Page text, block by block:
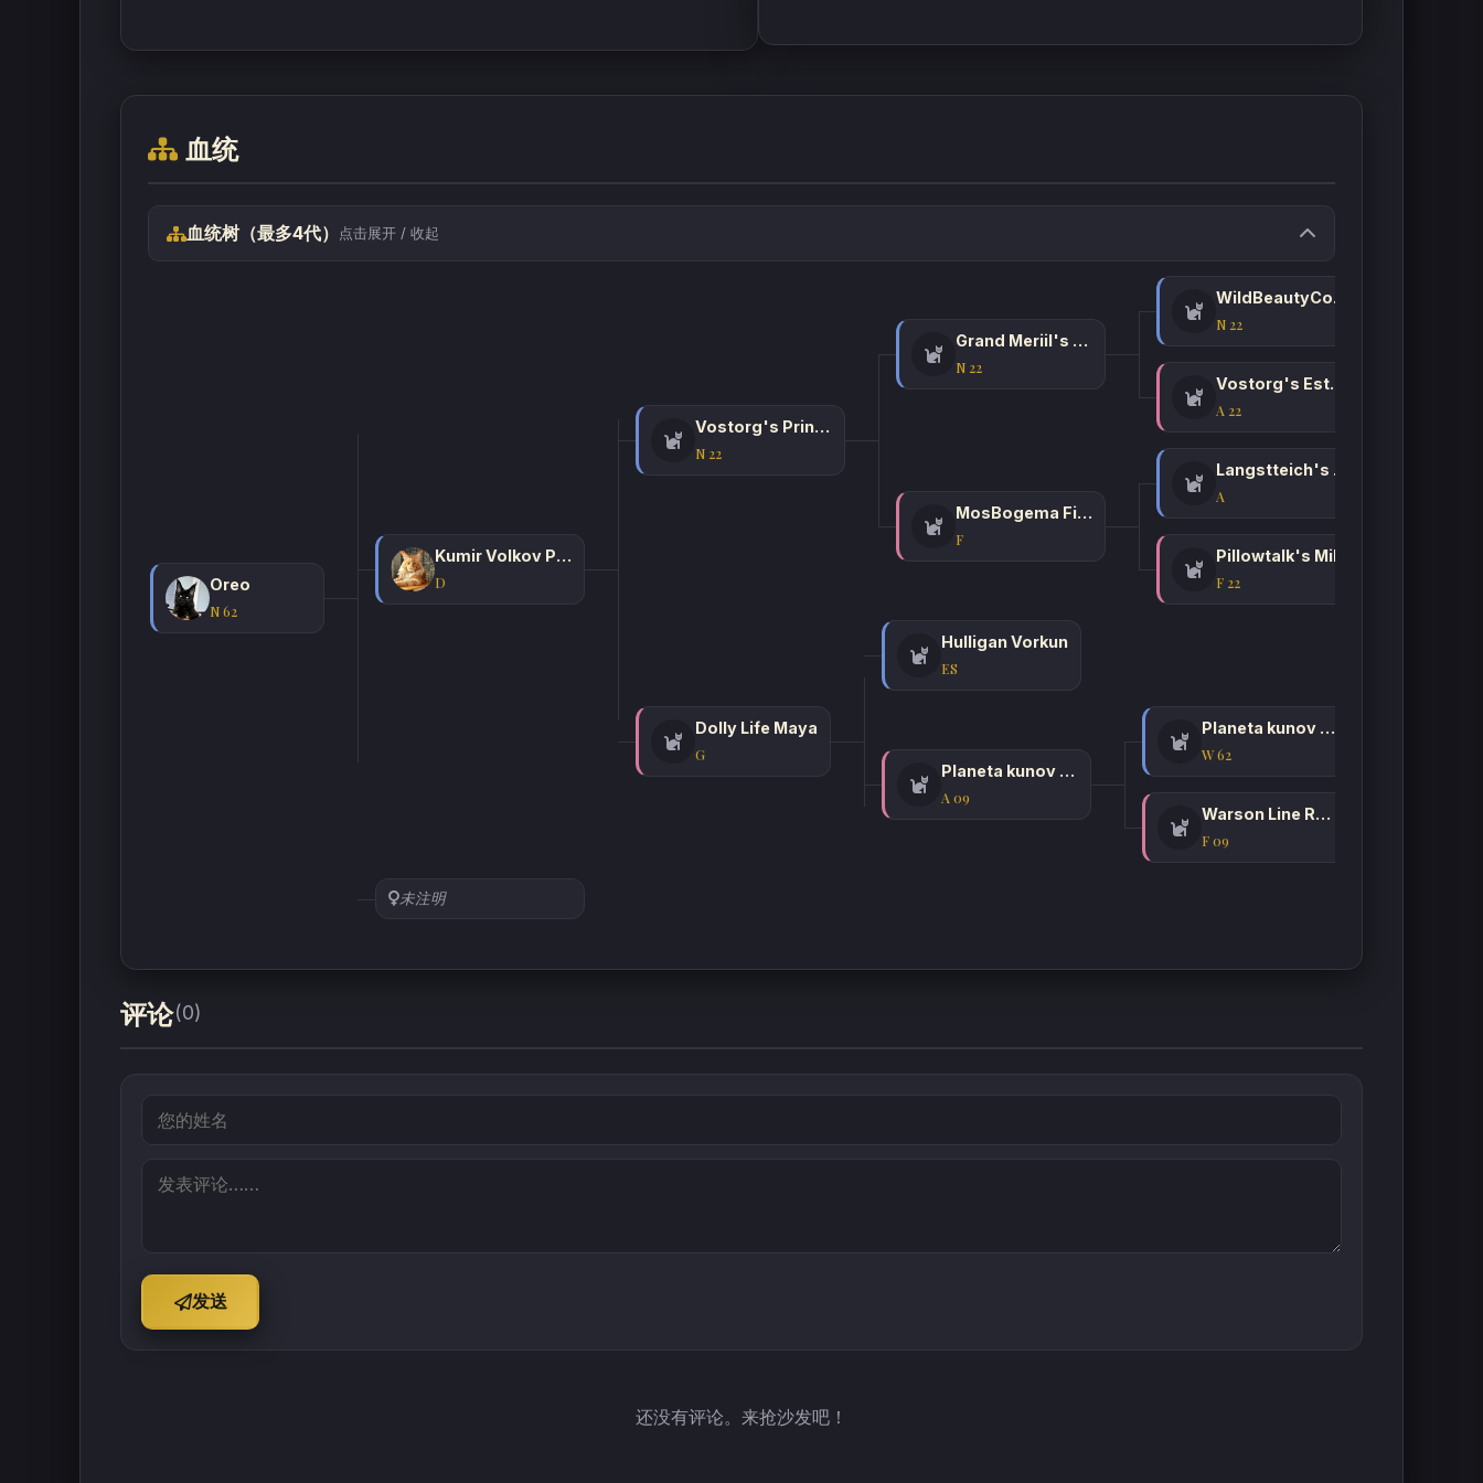
血统
血统树（最多4代） 点击展开 / 收起
Oreo
N 62
Kumir Volkov Praid
D
Vostorg's Prince Caspian
N 22
Grand Meriil's Mr. Vostorg
N 22
WildBeautyCoon's Kronos
N 22
Vostorg's Estee Lauder
A 22
MosBogema Fishka
F
Langstteich's Jackson Ville
A
F 22
Dolly Life Maya
G
Hulligan Vorkun
ES
Planeta kunov Zarina
A 09
Planeta kunov Dendy
W 62
Warson Line Rogneda
F 09
未注明
评论(0)
发送
还没有评论。来抢沙发吧！